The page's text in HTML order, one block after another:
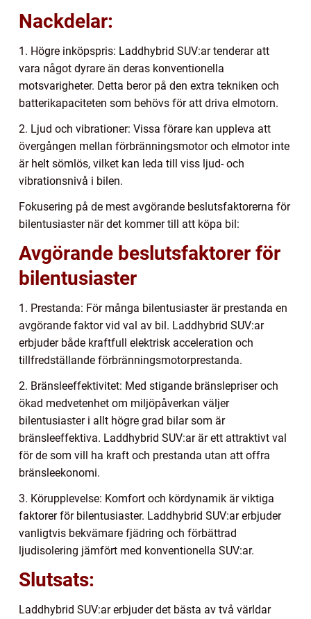
Nackdelar:
1. Högre inköpspris: Laddhybrid SUV:ar tenderar att
vara något dyrare än deras konventionella
motsvarigheter. Detta beror på den extra tekniken och
batterikapaciteten som behövs för att driva elmotorn.
2. Ljud och vibrationer: Vissa förare kan uppleva att
övergången mellan förbränningsmotor och elmotor inte
är helt sömlös, vilket kan leda till viss ljud- och
vibrationsnivå i bilen.
Fokusering på de mest avgörande beslutsfaktorerna för
bilentusiaster när det kommer till att köpa bil:
Avgörande beslutsfaktorer för
bilentusiaster
1. Prestanda: För många bilentusiaster är prestanda en
avgörande faktor vid val av bil. Laddhybrid SUV:ar
erbjuder både kraftfull elektrisk acceleration och
tillfredställande förbränningsmotorprestanda.
2. Bränsleeffektivitet: Med stigande bränslepriser och
ökad medvetenhet om miljöpåverkan väljer
bilentusiaster i allt högre grad bilar som är
bränsleeffektiva. Laddhybrid SUV:ar är ett attraktivt val
för de som vill ha kraft och prestanda utan att offra
bränsleekonomi.
3. Körupplevelse: Komfort och kördynamik är viktiga
faktorer för bilentusiaster. Laddhybrid SUV:ar erbjuder
vanligtvis bekvämare fjädring och förbättrad
ljudisolering jämfört med konventionella SUV:ar.
Slutsats:
Laddhybrid SUV:ar erbjuder det bästa av två världar